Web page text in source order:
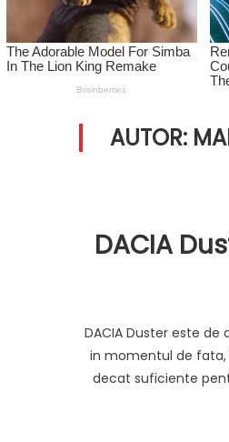
AUTOR:
DACIA
DACIA Duster este
in momentul de
decat suficiente